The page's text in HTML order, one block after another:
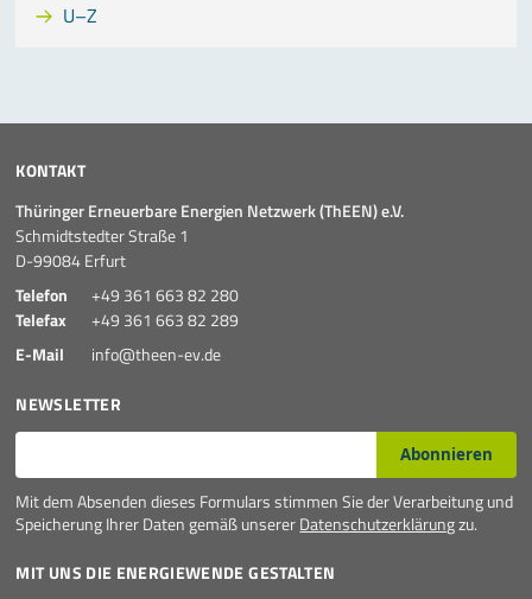
U–Z
KONTAKT
Thüringer Erneuerbare Energien Netzwerk (ThEEN) e.V.
Schmidtstedter Straße 1
D-99084 Erfurt
Telefon
+49 361 663 82 280
Telefax
+49 361 663 82 289
E-Mail
info@theen-ev.de
NEWSLETTER
E-Mail* Abonnieren
Mit dem Absenden dieses Formulars stimmen Sie der Verarbeitung und
Speicherung Ihrer Daten gemäß unsererDatenschutzerklärungzu.
MIT UNS DIE ENERGIEWENDE GESTALTEN